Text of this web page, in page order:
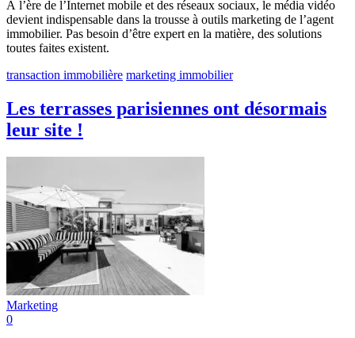
À l’ère de l’Internet mobile et des réseaux sociaux, le média vidéo
devient indispensable dans la trousse à outils marketing de l’agent
immobilier. Pas besoin d’être expert en la matière, des solutions
toutes faites existent.
transaction immobilière marketing immobilier
Les terrasses parisiennes ont désormais
leur site !
Marketing
0